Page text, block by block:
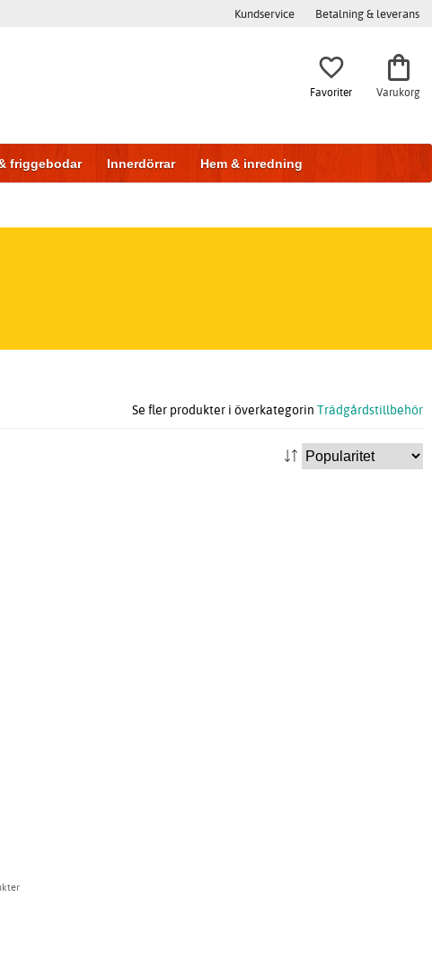
Kundservice Betalning & leverans
Favoriter Varukorg
friggebodar Innerdörrar Hem & inredning
Se fler produkter i överkategorin Trädgårdstillbehör